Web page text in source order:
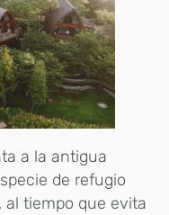
a la antigua
de refugio
tiempo que evita